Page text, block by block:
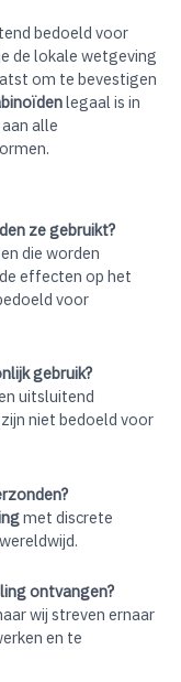
bedoeld voor
de lokale wetgeving
om te bevestigen
legaal is in
alle
ze gebruikt?
die worden
effecten op het
voor
gebruik?
uitsluitend
niet bedoeld voor
met discrete
ontvangen?
wij streven ernaar
en te